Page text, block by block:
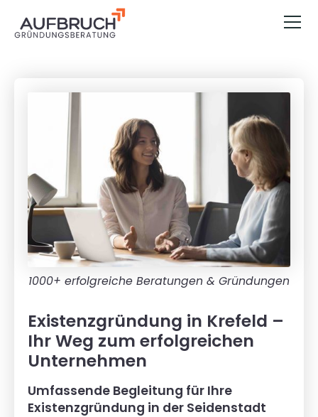
Existenzgründung in Krefeld –
Ihr Weg zum erfolgreichen
Unternehmen
Umfassende Begleitung für Ihre
Existenzgründung in der Seidenstadt
1000+ erfolgreiche Beratungen & Gründungen